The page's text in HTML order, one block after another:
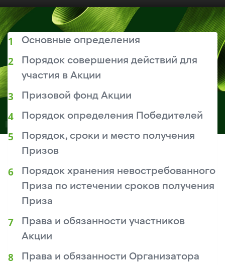
Основные определения
Порядок совершения действий для
участия в Акции
Призовой фонд Акции
Порядок определения Победителей
Порядок, сроки и место получения
Призов
Порядок хранения невостребованного
Приза по истечении сроков получения
Приза
Права и обязанности участников
Акции
Права и обязанности Организатора